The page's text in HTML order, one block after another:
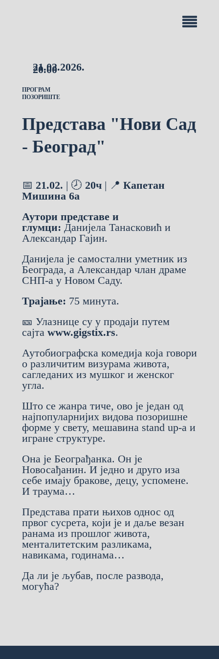
21.02.2026.
20.00
ПРОГРАМ
ПОЗОРИШТЕ
Представа "Нови Сад
- Београд"
📅 21.02. | 🕗 20ч | 📍 Капетан
Мишина 6а
Аутори представе и
глумци: Данијела Танасковић и
Александар Гајин.
Данијела је самостални уметник из
Београда, а Александар члан драме
СНП-а у Новом Саду.
Трајање: 75 минута.
🎫 Улазнице су у продаји путем
сајта www.gigstix.rs.
Аутобиографска комедија која говори
о различитим визурама живота,
сагледаних из мушког и женског
угла.
Што се жанра тиче, ово је један од
најпопуларнијих видова позоришне
форме у свету, мешавина stand up-a и
игране структуре.
Она је Београђанка. Он је
Новосађанин. И једно и друго иза
себе имају бракове, децу, успомене.
И траума…
Представа прати њихов однос од
првог сусрета, који је и даље везан
ранама из прошлог живота,
менталитетским разликама,
навикама, годинама…
Да ли је љубав, после развода,
могућа?